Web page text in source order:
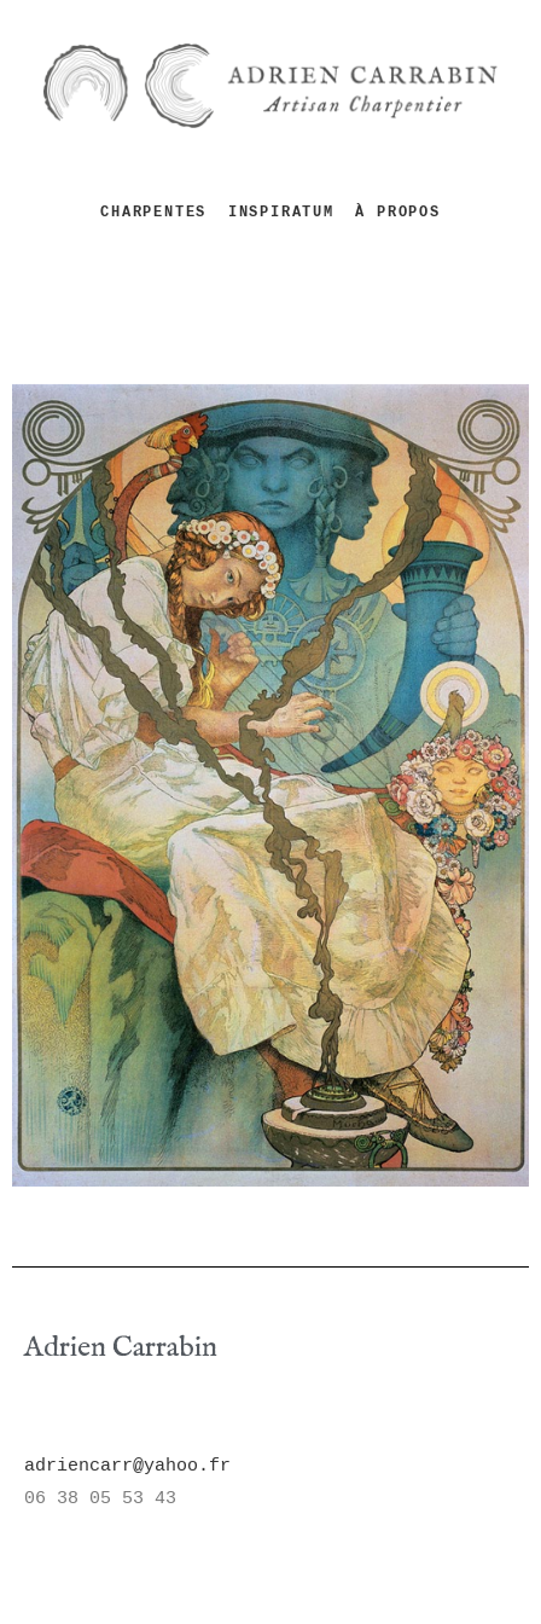
CHARPENTES INSPIRATUM À PROPOS
Adrien Carrabin
adriencarr@yahoo.fr
06 38 05 53 43